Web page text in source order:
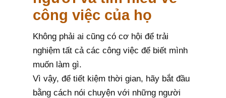
công việc của họ
Không phải ai cũng có cơ hội để trải
nghiệm tất cả các công việc để biết mình
muốn làm gì.
Vì vậy, để tiết kiệm thời gian, hãy bắt đầu
bằng cách nói chuyện với những người